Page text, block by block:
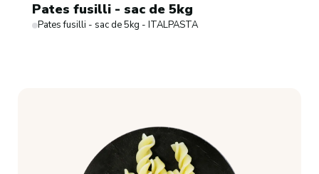
Pates fusilli - sac de 5kg
Pates fusilli - sac de 5kg - ITALPASTA